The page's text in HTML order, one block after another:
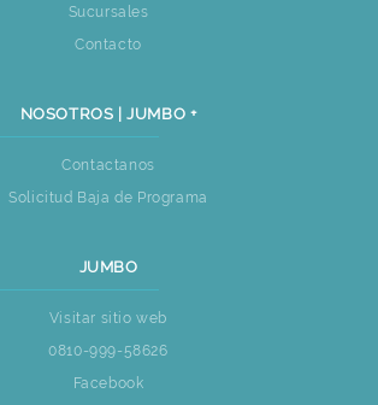
Sucursales
Contacto
NOSOTROS | JUMBO +
Contactanos
Solicitud Baja de Programa
JUMBO
Visitar sitio web
0810-999-58626
Facebook